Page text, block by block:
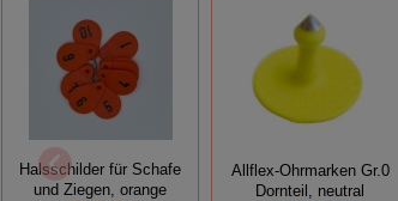
Halsschilder für Schafe
und Ziegen, orange
Allflex-Ohrmarken Gr.0
Dornteil, neutral